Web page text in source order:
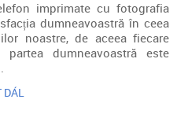
imprimate cu fotografia
dumneavoastră în ceea
noastre, de aceea fiecare
dumneavoastră este
DÁL